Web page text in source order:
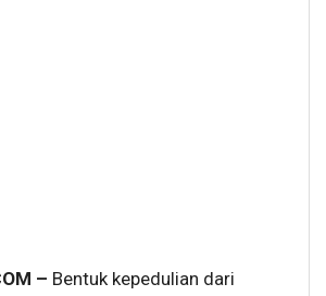
– Bentuk kepedulian dari